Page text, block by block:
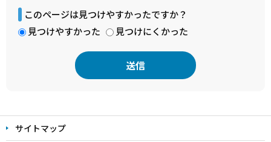
このページは見つけやすかったですか？
見つけやすかった
見つけにくかった
文
こ サイトマップ